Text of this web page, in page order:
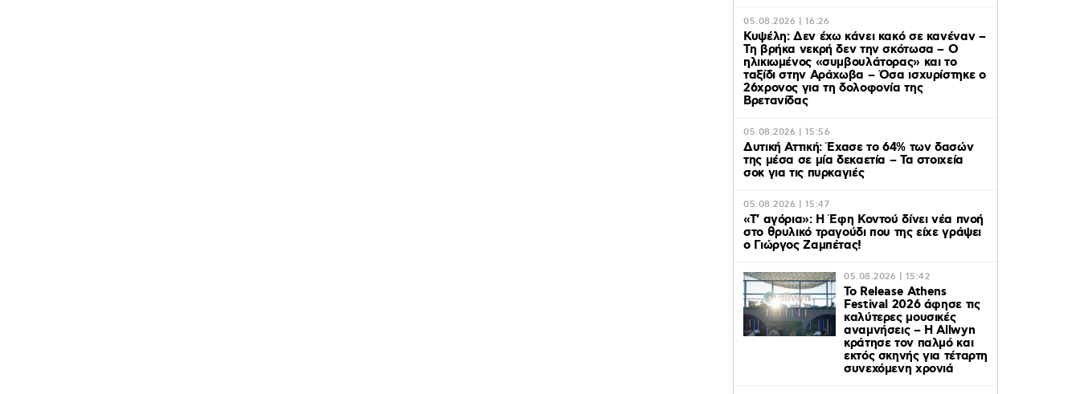
05.08.2026 | 16:26
Κυψέλη: Δεν έχω κάνει κακό σε κανέναν –
Τη βρήκα νεκρή δεν την σκότωσα – Ο
ηλικιωμένος «συμβουλάτορας» και το
ταξίδι στην Αράχωβα – Όσα ισχυρίστηκε ο
26χρονος για τη δολοφονία της
Βρετανίδας
05.08.2026 | 15:56
Δυτική Αττική: Έχασε το 64% των δασών
της μέσα σε μία δεκαετία – Τα στοιχεία
σοκ για τις πυρκαγιές
05.08.2026 | 15:47
«Τ’ αγόρια»: Η Έφη Κοντού δίνει νέα πνοή
στο θρυλικό τραγούδι που της είχε γράψει
ο Γιώργος Ζαμπέτας!
05.08.2026 | 15:42
Το Release Athens
Festival 2026 άφησε τις
καλύτερες μουσικές
αναμνήσεις – Η Allwyn
κράτησε τον παλμό και
εκτός σκηνής για τέταρτη
συνεχόμενη χρονιά